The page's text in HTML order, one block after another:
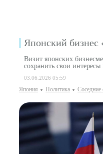
Японский бизнес
Визит японских
сохранить свои
03.06.2026 05:59
Япония Политика Соседние